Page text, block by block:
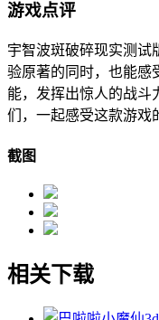
游戏点评
宇智波斑破碎现实测试
验原著的同时，也能感
能，发挥出惊人的战斗
们，一起感受这款游戏
截图
相关下载